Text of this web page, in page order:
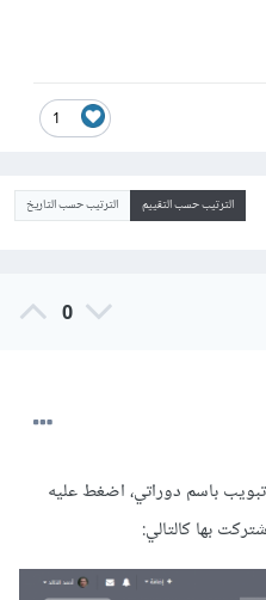
1
الترتيب حسب التقييم الترتيب حسب التاريخ
0
باسم دوراتي، اضغط عليه
بها كالتالي: